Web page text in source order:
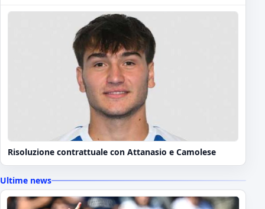
Risoluzione contrattuale con Attanasio e Camolese
Ultime news